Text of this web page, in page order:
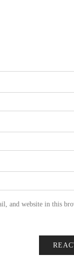
and website in this